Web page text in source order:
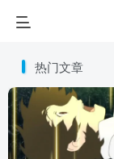
热门文章